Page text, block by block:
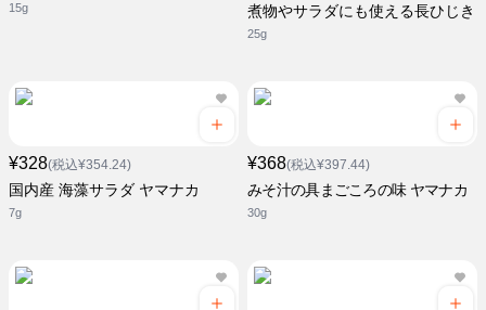
15g 煮物やサラダにも使える長ひじき
25g
¥328(税込¥354.24)
国内産 海藻サラダ ヤマナカ
7g
¥368(税込¥397.44)
みそ汁の具まごころの味 ヤマナカ
30g